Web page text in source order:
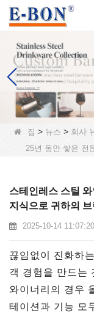
집 > 뉴스 > 회사
25년 동안 쌓은 전
스테인레스 스틸
지식으로 귀하의
2025-10-14 11:07:20
끊임없이 진화하
객 경험을 만드는
와이너리의 경우
테이션과 기능 모